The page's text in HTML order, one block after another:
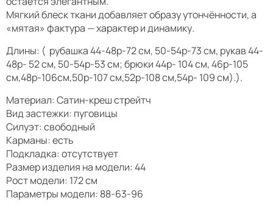
Мягкий блеск ткани добавляет образу утончённости, а
«мятая» фактура — характер и динамику.
Длины: ( рубашка 44-48р-72 см, 50-54р-73 см, рукав 44-
48р- 52 см, 50-54р-53 см; брюки 44р- 104 см, 46р-105
см,48р-106см,50р-107 см,52р-108 см,54р- 109 см).).
Материал: Сатин-креш стрейтч
Вид застежки: пуговицы
Силуэт: свободный
Карманы: есть
Подкладка: отсутствует
Размер изделия на модели: 44
Рост модели: 172 см
Параметры модели: 88-63-96